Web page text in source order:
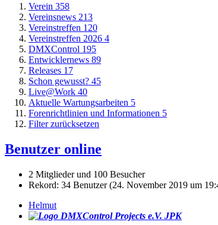
Verein 358
Vereinsnews 213
Vereinstreffen 120
Vereinstreffen 2026 4
DMXControl 195
Entwicklernews 89
Releases 17
Schon gewusst? 45
Live@Work 40
Aktuelle Wartungsarbeiten 5
Forenrichtlinien und Informationen 5
Filter zurücksetzen
Benutzer online
2 Mitglieder und 100 Besucher
Rekord: 34 Benutzer (24. November 2019 um
Helmut
JPK